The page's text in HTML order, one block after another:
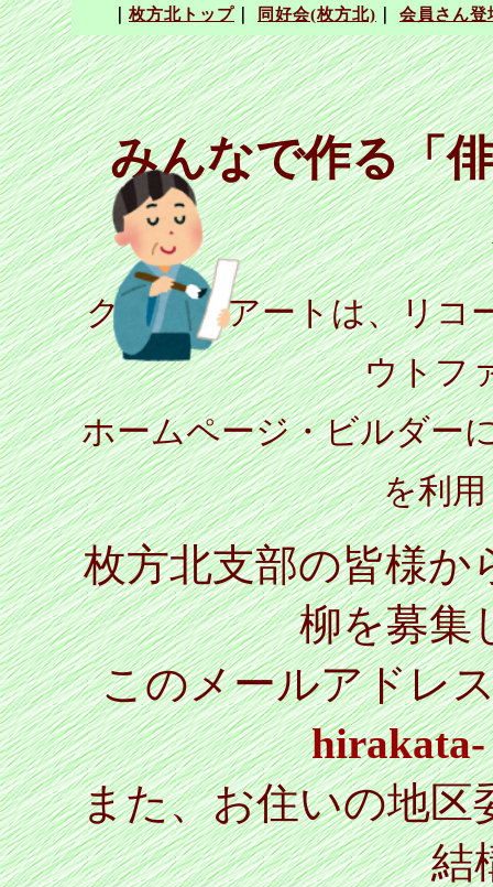
みんなで作る「
クリップアートは、リコ
ウトフ
ホームページ・ビルダー
を利
枚方北支部の皆様か
柳を募集
このメールアドレ
hirakata-
また、お住いの地区
結